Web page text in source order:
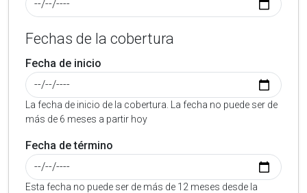
Fechas de la cobertura
Fecha de inicio
La fecha de inicio de la cobertura. La fecha no puede ser de
más de 6 meses a partir hoy
Fecha de término
Esta fecha no puede ser de más de 12 meses desde la